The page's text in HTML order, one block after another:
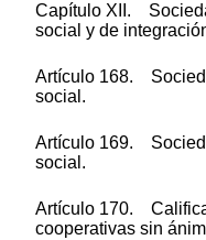
Capítulo XII.
social y de
Artículo 168.
social.
Artículo 169.
social.
Artículo 170.
cooperativas sin